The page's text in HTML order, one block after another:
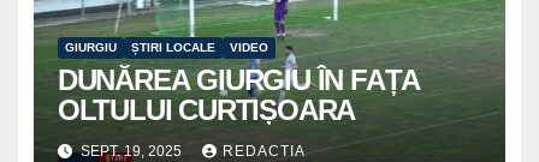
GIURGIU ȘTIRI LOCALE VIDEO
DUNĂREA GIURGIU ÎN FAȚA
OLTULUI CURTIȘOARA
SEPT. 19, 2025 REDACTIA